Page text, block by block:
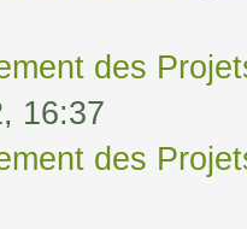
des
16:37
des